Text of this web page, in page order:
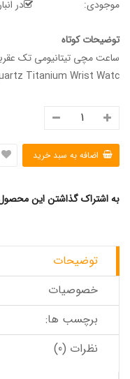
موجودی:
در انبار
توضیحات کوتاه
Titanium Wrist Watc...
به اشتراک گذاشتن این
توضیحات
خصوصیات
برچسب ها:
نظرات (0)